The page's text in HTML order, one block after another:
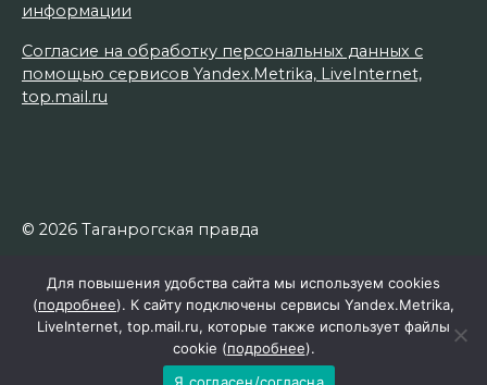
информации
Согласие на обработку персональных данных с
помощью сервисов Yandex.Metrika, LiveInternet,
top.mail.ru
© 2026 Таганрогская правда
Для повышения удобства сайта мы используем cookies
(подробнее). К сайту подключены сервисы Yandex.Metrika,
LiveInternet, top.mail.ru, которые также использует файлы
cookie (подробнее).
Я согласен/согласна